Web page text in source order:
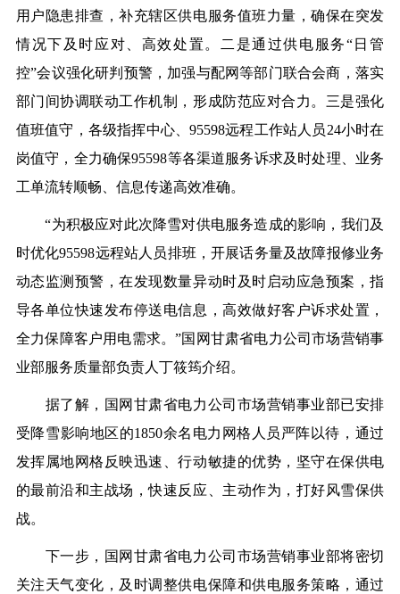
用户隐患排查，补充辖区供电服务值班力量，确保在突发
情况下及时应对、高效处置。二是通过供电服务“日管
控”会议强化研判预警，加强与配网等部门联合会商，落实
部门间协调联动工作机制，形成防范应对合力。三是强化
值班值守，各级指挥中心、95598远程工作站人员24小时在
岗值守，全力确保95598等各渠道服务诉求及时处理、业务
工单流转顺畅、信息传递高效准确。
“为积极应对此次降雪对供电服务造成的影响，我们及
时优化95598远程站人员排班，开展话务量及故障报修业务
动态监测预警，在发现数量异动时及时启动应急预案，指
导各单位快速发布停送电信息，高效做好客户诉求处置，
全力保障客户用电需求。”国网甘肃省电力公司市场营销事
业部服务质量部负责人丁筱筠介绍。
据了解，国网甘肃省电力公司市场营销事业部已安排
受降雪影响地区的1850余名电力网格人员严阵以待，通过
发挥属地网格反映迅速、行动敏捷的优势，坚守在保供电
的最前沿和主战场，快速反应、主动作为，打好风雪保供
战。
下一步，国网甘肃省电力公司市场营销事业部将密切
关注天气变化，及时调整供电保障和供电服务策略，通过